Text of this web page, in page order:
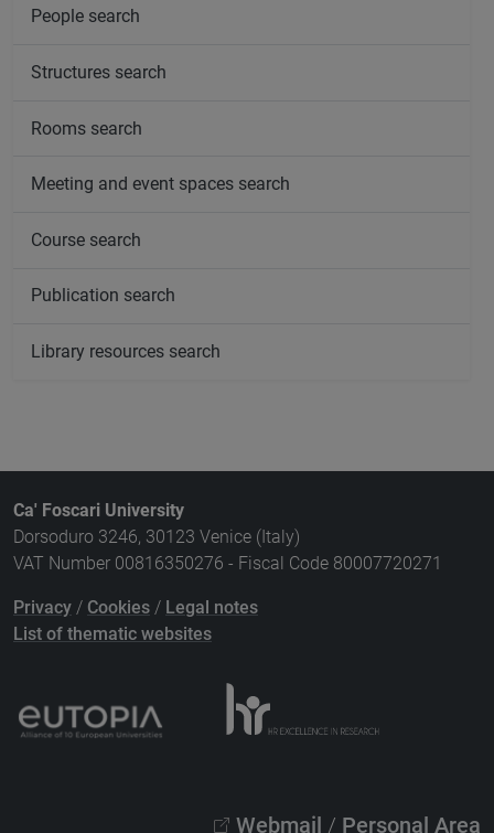
People search
Structures search
Rooms search
Meeting and event spaces search
Course search
Publication search
Library resources search
Ca' Foscari University
Dorsoduro 3246, 30123 Venice (Italy)
VAT Number 00816350276 - Fiscal Code 80007720271
Privacy / Cookies / Legal notes
List of thematic websites
Webmail / Personal Area